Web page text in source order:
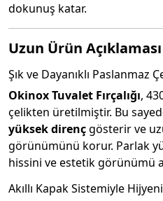
dokunuş katar.
Uzun Ürün Açıklaması
Şık ve Dayanıklı Paslanmaz
Okinox Tuvalet Fırçalığı,
çelikten üretilmiştir. Bu
yüksek dirençgösterir ve
görünümünü korur. Parlak
hissini ve estetik görünümü
Akıllı Kapak Sistemiyle